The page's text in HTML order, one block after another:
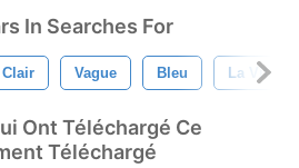
In Searches For
Clair Vague Bleu La Vitesse
Ont Téléchargé Ce
Téléchargé